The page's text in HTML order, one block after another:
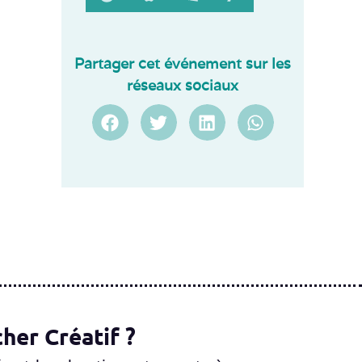
Partager cet événement sur les
réseaux sociaux
Créatif ?